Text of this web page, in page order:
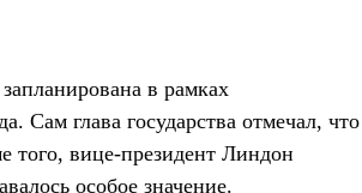
в рамках
Сам глава государства отмечал, что
того, вице-президент Линдон
особое значение.